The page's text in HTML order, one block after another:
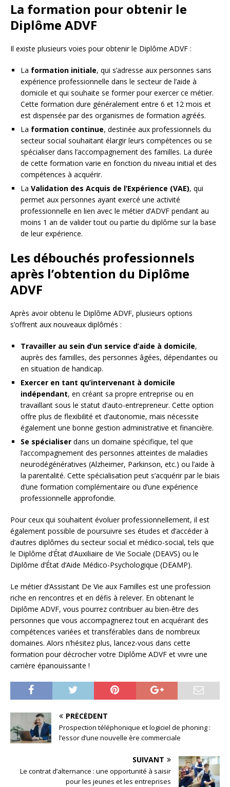
La formation pour obtenir le
Diplôme ADVF
Il existe plusieurs voies pour obtenir le Diplôme ADVF :
La formation initiale, qui s’adresse aux personnes sans
expérience professionnelle dans le secteur de l’aide à
domicile et qui souhaite se former pour exercer ce métier.
Cette formation dure généralement entre 6 et 12 mois et
est dispensée par des organismes de formation agréés.
La formation continue, destinée aux professionnels du
secteur social souhaitant élargir leurs compétences ou se
spécialiser dans l’accompagnement des familles. La durée
de cette formation varie en fonction du niveau initial et des
compétences à acquérir.
La Validation des Acquis de l’Expérience (VAE), qui
permet aux personnes ayant exercé une activité
professionnelle en lien avec le métier d’ADVF pendant au
moins 1 an de valider tout ou partie du diplôme sur la base
de leur expérience.
Les débouchés professionnels
après l’obtention du Diplôme
ADVF
Après avoir obtenu le Diplôme ADVF, plusieurs options
s’offrent aux nouveaux diplômés :
Travailler au sein d’un service d’aide à domicile,
auprès des familles, des personnes âgées, dépendantes ou
en situation de handicap.
Exercer en tant qu’intervenant à domicile
indépendant, en créant sa propre entreprise ou en
travaillant sous le statut d’auto-entrepreneur. Cette option
offre plus de flexibilité et d’autonomie, mais nécessite
également une bonne gestion administrative et financière.
Se spécialiser dans un domaine spécifique, tel que
l’accompagnement des personnes atteintes de maladies
neurodégénératives (Alzheimer, Parkinson, etc.) ou l’aide à
la parentalité. Cette spécialisation peut s’acquérir par le biais
d’une formation complémentaire ou d’une expérience
professionnelle approfondie.
Pour ceux qui souhaitent évoluer professionnellement, il est
également possible de poursuivre ses études et d’accéder à
d’autres diplômes du secteur social et médico-social, tels que
le Diplôme d’État d’Auxiliaire de Vie Sociale (DEAVS) ou le
Diplôme d’État d’Aide Médico-Psychologique (DEAMP).
Le métier d’Assistant De Vie aux Familles est une profession
riche en rencontres et en défis à relever. En obtenant le
Diplôme ADVF, vous pourrez contribuer au bien-être des
personnes que vous accompagnerez tout en acquérant des
compétences variées et transférables dans de nombreux
domaines. Alors n’hésitez plus, lancez-vous dans cette
formation pour décrocher votre Diplôme ADVF et vivre une
carrière épanouissante !
PRÉCÉDENT
Prospection téléphonique et logiciel de phoning :
l’essor d’une nouvelle ère commerciale
SUIVANT
Le contrat d’alternance : une opportunité à saisir
pour les jeunes et les entreprises